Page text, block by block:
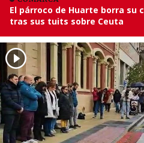
El párroco de Huarte borra su
tras sus tuits sobre Ceuta